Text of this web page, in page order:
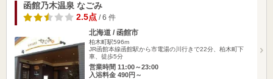
函館乃木温泉 なごみ
2.5点 / 6 件
北海道 / 函館市
柏木町駅596m
JR函館本線函館駅から市電湯の川行きで22分、柏木町下
車、徒歩5分
営業時間 11:00～23:00
入浴料金 490円～